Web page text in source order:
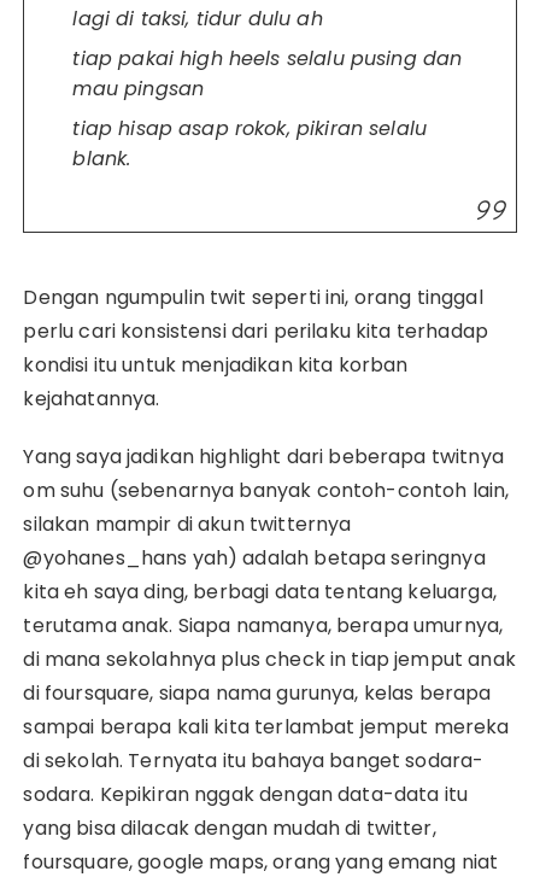
lagi di taksi, tidur dulu ah
tiap pakai high heels selalu pusing dan
mau pingsan
tiap hisap asap rokok, pikiran selalu
blank.
Dengan ngumpulin twit seperti ini, orang tinggal
perlu cari konsistensi dari perilaku kita terhadap
kondisi itu untuk menjadikan kita korban
kejahatannya.
Yang saya jadikan highlight dari beberapa twitnya
om suhu (sebenarnya banyak contoh-contoh lain,
silakan mampir di akun twitternya
@yohanes_hans yah) adalah betapa seringnya
kita eh saya ding, berbagi data tentang keluarga,
terutama anak. Siapa namanya, berapa umurnya,
di mana sekolahnya plus check in tiap jemput anak
di foursquare, siapa nama gurunya, kelas berapa
sampai berapa kali kita terlambat jemput mereka
di sekolah. Ternyata itu bahaya banget sodara-
sodara. Kepikiran nggak dengan data-data itu
yang bisa dilacak dengan mudah di twitter,
foursquare, google maps, orang yang emang niat